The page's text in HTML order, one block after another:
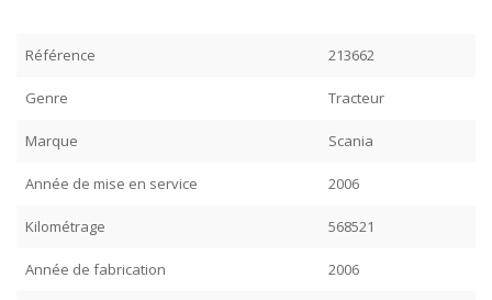
Référence 213662
Genre Tracteur
Marque Scania
Année de mise en service 2006
Kilométrage 568521
Année de fabrication 2006